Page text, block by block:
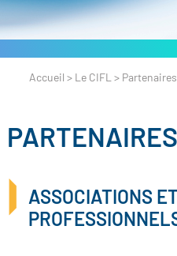
Accueil > Le CIFL > Partenaires
PARTENAIRES
ASSOCIATIONS